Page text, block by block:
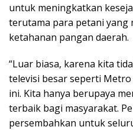
untuk meningkatkan
terutama para petani
ketahanan pangan daerah.
“Luar biasa, karena kita
televisi besar seperti
ini. Kita hanya berupaya
terbaik bagi masyarakat.
persembahkan untuk